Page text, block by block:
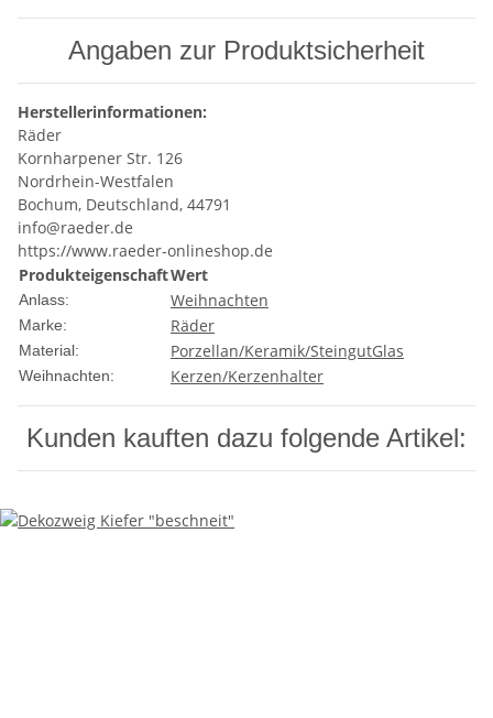
Angaben zur Produktsicherheit
Herstellerinformationen:
Räder
Kornharpener Str. 126
Nordrhein-Westfalen
Bochum, Deutschland, 44791
info@raeder.de
https://www.raeder-onlineshop.de
ProdukteigenschaftWert
Anlass: Weihnachten
Marke: Räder
Material: Porzellan/Keramik/SteingutGlas
Weihnachten: Kerzen/Kerzenhalter
Kunden kauften dazu folgende Artikel: